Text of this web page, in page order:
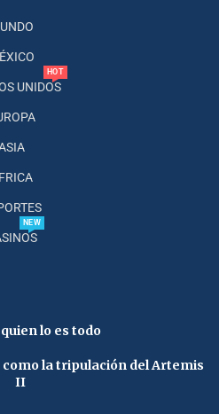
UNIDOS
HOT
NEW
lo es todo
la tripulación del Artemis
II